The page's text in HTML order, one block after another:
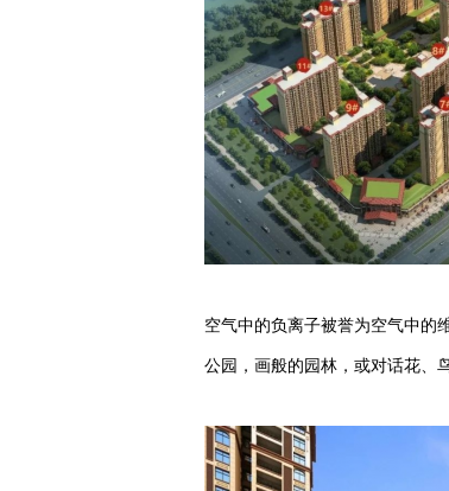
空气中的负离子被誉为空气中的
公园，画般的园林，或对话花、